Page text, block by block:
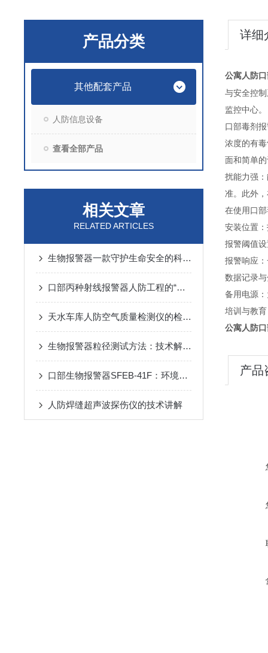
产品分类
其他配套产品
人防信息设备
查看全部产品
相关文章
RELATED ARTICLES
生物报警器一款守护生命安全的科技哨兵
口部丙种射线报警器人防工程的“核生化”哨兵
天水车库人防空气质量检测仪的检测方法
生物报警器粒径测试方法：技术解析与应用要点
口部生物报警器SFEB-41F：环境生物因素变化的守护者
人防焊缝超声波探伤仪的技术讲解
详细
公寓人防
与安全控
监控中心。
口部毒剂
浓度的有
面和简单
扰能力强
准。此外
在使用口
安装位置
报警阈值
报警响应
数据记录
备用电源
培训与教
公寓人防
产品